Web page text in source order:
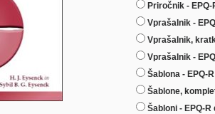
Priročnik - EPQ-
Vprašalnik -
Vprašalnik,
Vprašalnik -
Šablona - EPQ-
Šablone,
Šabloni - EPQ-